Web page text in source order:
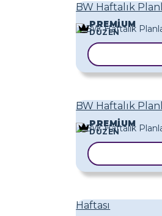
BW Haftalık
PREMIUM
DÜZEN
BW Haftalık
PREMIUM
DÜZEN
Haftası